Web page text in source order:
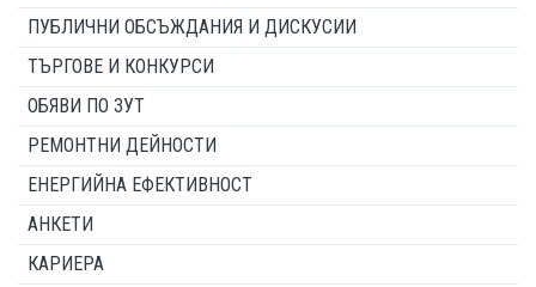
ПУБЛИЧНИ ОБСЪЖДАНИЯ И ДИСКУСИИ
ТЪРГОВЕ И КОНКУРСИ
ОБЯВИ ПО ЗУТ
РЕМОНТНИ ДЕЙНОСТИ
ЕНЕРГИЙНА ЕФЕКТИВНОСТ
АНКЕТИ
КАРИЕРА